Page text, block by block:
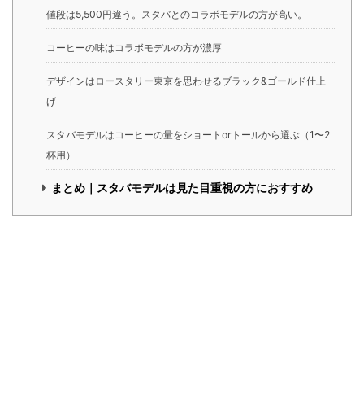
値段は5,500円違う。スタバとのコラボモデルの方が高い。
コーヒーの味はコラボモデルの方が濃厚
デザインはロースタリー東京を思わせるブラック&ゴールド仕上
げ
スタバモデルはコーヒーの量をショートorトールから選ぶ（1〜2
杯用）
まとめ｜スタバモデルは見た目重視の方におすすめ